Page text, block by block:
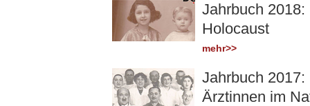
Jahrbuch
Holocaust
mehr>>
Jahrbuch
Ärztinnen im